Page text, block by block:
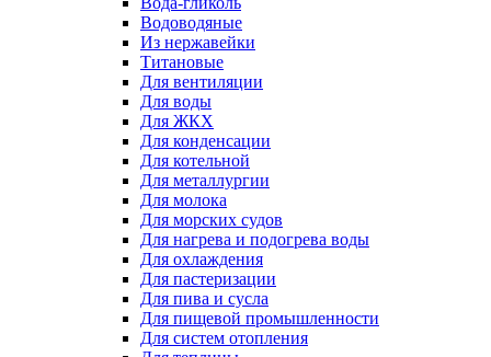
Водоводяные
Из нержавейки
Титановые
Для вентиляции
Для воды
Для ЖКХ
Для конденсации
Для котельной
Для металлургии
Для молока
Для морских судов
Для нагрева и подогрева воды
Для охлаждения
Для пастеризации
Для пива и сусла
Для пищевой промышленности
Для систем отопления